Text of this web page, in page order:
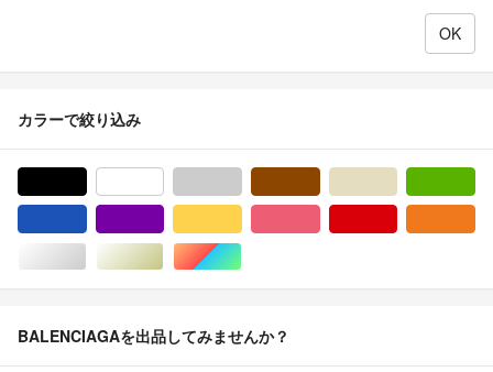
カラーで絞り込み
シルバー/銀色系ゴールド/金色系マルチカラー
BALENCIAGAを出品してみませんか？